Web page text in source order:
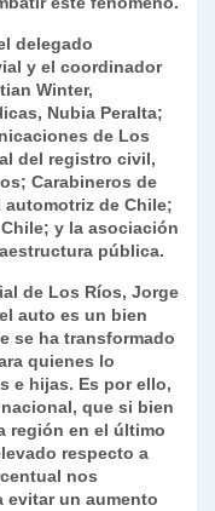
delegado
y el coordinador
Winter,
Nubia Peralta;
de Los
del registro civil,
Carabineros de
de Chile;
y la asociación
pública.
de Los Ríos, Jorge
auto es un bien
se ha transformado
quienes lo
e hijas. Es por ello,
que si bien
región en el último
respecto a
nos
evitar un aumento